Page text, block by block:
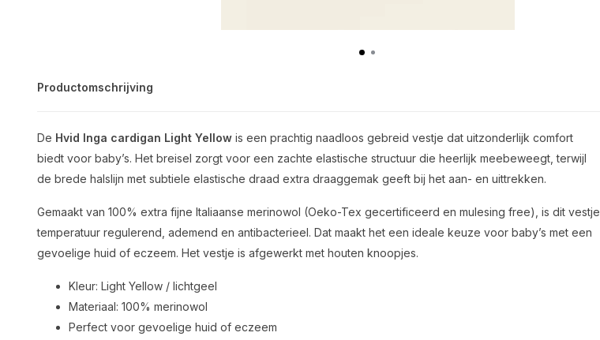
Productomschrijving
De Hvid Inga cardigan Light Yellow is een prachtig naadloos gebreid vestje dat uitzonderlijk comfort
biedt voor baby’s. Het breisel zorgt voor een zachte elastische structuur die heerlijk meebeweegt, terwijl
de brede halslijn met subtiele elastische draad extra draaggemak geeft bij het aan- en uittrekken.
Gemaakt van 100% extra fijne Italiaanse merinowol (Oeko-Tex gecertificeerd en mulesing free), is dit vestje
temperatuur regulerend, ademend en antibacterieel. Dat maakt het een ideale keuze voor baby’s met een
gevoelige huid of eczeem. Het vestje is afgewerkt met houten knoopjes.
Kleur: Light Yellow / lichtgeel
Materiaal: 100% merinowol
Perfect voor gevoelige huid of eczeem